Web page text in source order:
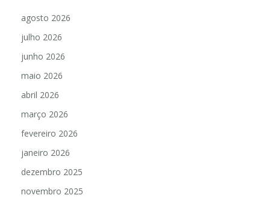
agosto 2026
julho 2026
junho 2026
maio 2026
abril 2026
março 2026
fevereiro 2026
janeiro 2026
dezembro 2025
novembro 2025